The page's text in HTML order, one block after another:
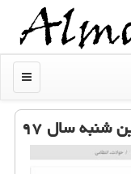
منو
شنبه سال ۹۷